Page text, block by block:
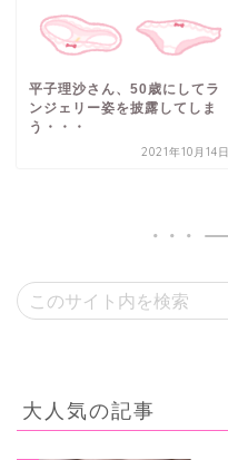
平子理沙さん、50歳にしてラ
ンジェリー姿を披露してしま
う・・・
2021年10月14日
大人気の記事